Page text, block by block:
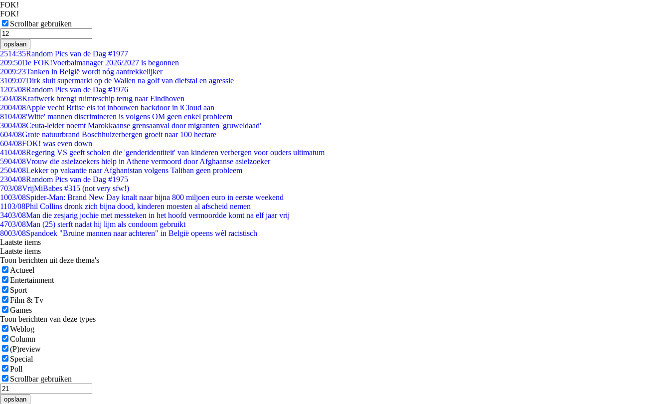
FOK!
FOK!
Scrollbar gebruiken
opslaan
2514:35Random Pics van de Dag #1977
209:50De FOK!Voetbalmanager 2026/2027 is begonnen
2009:23Tanken in België wordt nóg aantrekkelijker
3109:07Dirk sluit supermarkt op de Wallen na golf van diefstal en agressie
1205/08Random Pics van de Dag #1976
504/08Kraftwerk brengt ruimteschip terug naar Eindhoven
2004/08Apple vecht Britse eis tot inbouwen backdoor in iCloud aan
8104/08'Witte' mannen discrimineren is volgens OM geen enkel probleem
3004/08Ceuta-leider noemt Marokkaanse grensaanval door migranten 'gruweldaad'
604/08Grote natuurbrand Boschhuizerbergen groeit naar 100 hectare
604/08FOK! was even down
4104/08Regering VS geeft scholen die 'genderidentiteit' van kinderen verbergen voor ouders ultimatum
5904/08Vrouw die asielzoekers hielp in Athene vermoord door Afghaanse asielzoeker
2504/08Lekker op vakantie naar Afghanistan volgens Taliban geen probleem
2304/08Random Pics van de Dag #1975
703/08VrijMiBabes #315 (not very sfw!)
1003/08Spider-Man: Brand New Day knalt naar bijna 800 miljoen euro in eerste weekend
1103/08Phil Collins dronk zich bijna dood, kinderen moesten al afscheid nemen
3403/08Man die zesjarig jochie met messteken in het hoofd vermoordde komt na elf jaar vrij
4703/08Man (25) sterft nadat hij lijm als condoom gebruikt
8003/08Spandoek "Bruine mannen naar achteren" in België opeens wèl racistisch
Laatste items
Laatste items
Toon berichten uit deze thema's
Actueel
Entertainment
Sport
Film & Tv
Games
Toon berichten van deze types
Weblog
Column
(P)review
Special
Poll
Scrollbar gebruiken
opslaan